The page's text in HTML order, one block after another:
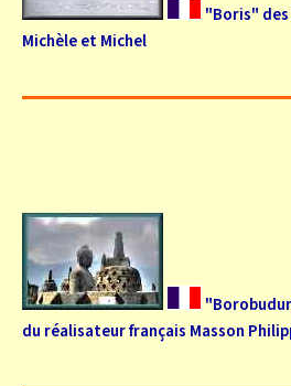
"Boris"
Michèle et Michel
du réalisateur français Masson